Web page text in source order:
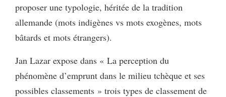
proposer une typologie, héritée de la tradition
allemande (mots indigènes vs mots exogènes, mots
bâtards et mots étrangers).
Jan Lazar expose dans « La perception du
phénomène d’emprunt dans le milieu tchèque et ses
possibles classements » trois types de classement de